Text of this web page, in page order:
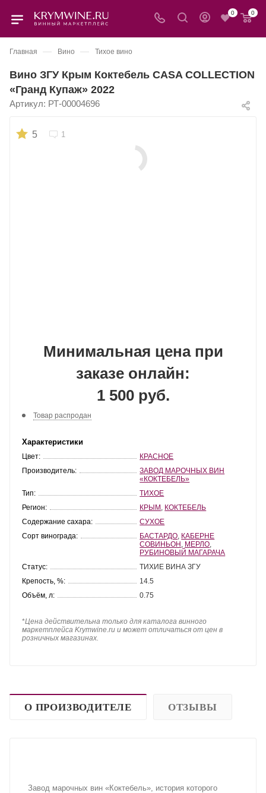
0 0
Главная — Вино — Тихое вино
Вино ЗГУ Крым Коктебель CASA COLLECTION
«Гранд Купаж» 2022
Артикул: РТ-00004696
5 1
Минимальная цена при
заказе онлайн:
1 500 руб.
Товар распродан
Характеристики
Цвет:
КРАСНОЕ
Производитель:
ЗАВОД МАРОЧНЫХ ВИН
«КОКТЕБЕЛЬ»
Тип:
ТИХОЕ
Регион:
КРЫМ КОКТЕБЕЛЬ
Содержание сахара:
СУХОЕ
Сорт винограда:
БАСТАРДО КАБЕРНЕ
СОВИНЬОН МЕРЛО
РУБИНОВЫЙ МАГАРАЧА
Статус:
ТИХИЕ ВИНА ЗГУ
Крепость, %:
14.5
Объём, л:
0.75
*Цена действительна только для каталога винного
маркетплейса Krymwine.ru и может отличаться от цен в
розничных магазинах.
О ПРОИЗВОДИТЕЛЕ ОТЗЫВЫ
Завод марочных вин «Коктебель», история которого